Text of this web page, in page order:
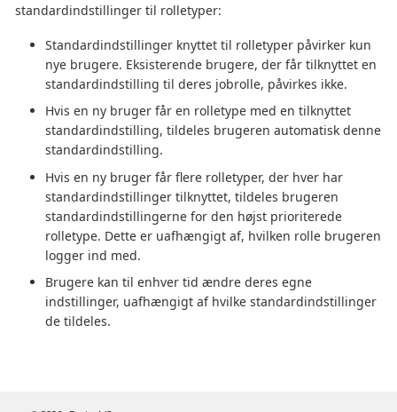
standardindstillinger til rolletyper:
Standardindstillinger knyttet til rolletyper påvirker kun
nye brugere. Eksisterende brugere, der får tilknyttet en
standardindstilling til deres jobrolle, påvirkes ikke.
Hvis en ny bruger får en rolletype med en tilknyttet
standardindstilling, tildeles brugeren automatisk denne
standardindstilling.
Hvis en ny bruger får flere rolletyper, der hver har
standardindstillinger tilknyttet, tildeles brugeren
standardindstillingerne for den højst prioriterede
rolletype. Dette er uafhængigt af, hvilken rolle brugeren
logger ind med.
Brugere kan til enhver tid ændre deres egne
indstillinger, uafhængigt af hvilke standardindstillinger
de tildeles.